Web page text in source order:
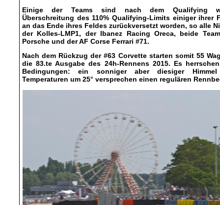
Einige der Teams sind nach dem Qualifying
Überschreitung des 110% Qualifying-Limits einiger ihrer
an das Ende ihres Feldes zurückversetzt worden, so alle
der Kolles-LMP1, der Ibanez Racing Oreca, beide
Porsche und der AF Corse Ferrari #71.
Nach dem Rückzug der #63 Corvette starten somit 55
die 83.te Ausgabe des 24h-Rennens 2015. Es
Bedingungen: ein sonniger aber diesiger
Temperaturen um 25° versprechen einen regulären